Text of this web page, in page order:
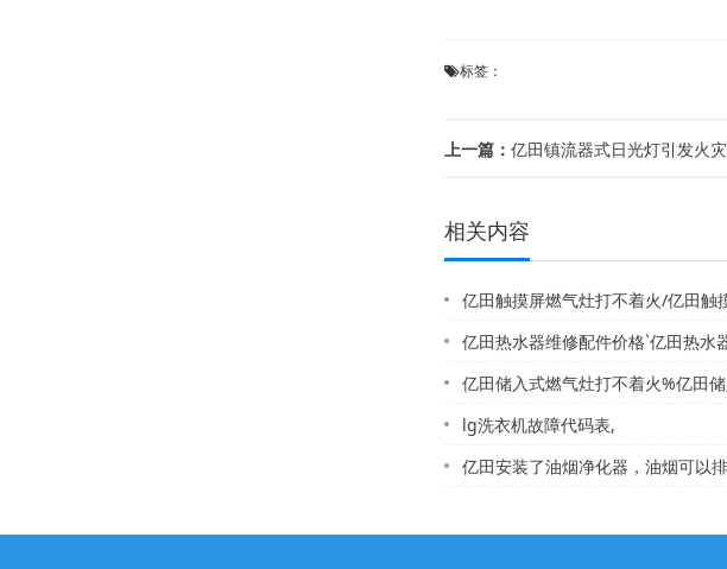
标签：
上一篇： 亿田镇流器式日光灯引发火灾的主要部
相关内容
亿田触摸屏燃气灶打不着火/亿田触摸燃气
亿田热水器维修配件价格`亿田热水器维修配件价
亿田储入式燃气灶打不着火%亿田储入式燃气灶打不
lg洗衣机故障代码表,
亿田安装了油烟净化器，油烟可以排进下水道吗？+亿田安装了油烟净化器